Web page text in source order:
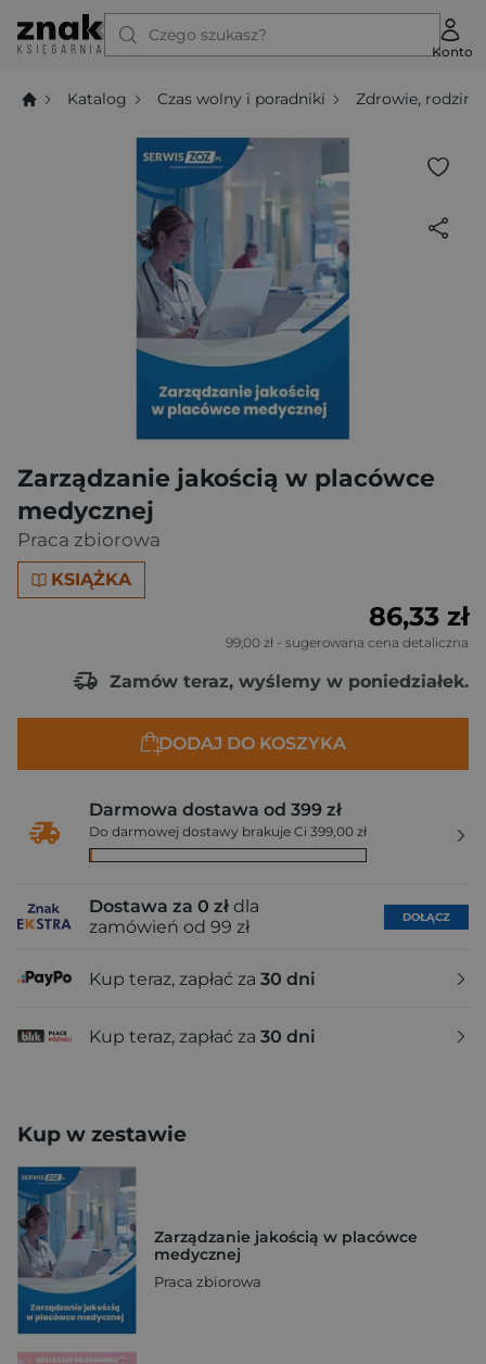
Czego szukasz?
Konto
Katalog Czas wolny i poradniki Zdrowie,
Zarządzanie jakością w placówce
medycznej
Praca zbiorowa
KSIĄŻKA
86,33 zł
99,00 zł - sugerowana cena detaliczna
Zamów teraz, wyślemy w poniedziałek.
DODAJ DO KOSZYKA
Darmowa dostawa od 399 zł
Do darmowej dostawy brakuje Ci 399,00 zł
Dostawa za 0 zł dla
zamówień od 99 zł
DOŁĄCZ
Kup teraz, zapłać za 30 dni
Kup teraz, zapłać za 30 dni
Kup w zestawie
Zarządzanie jakością w placówce
medycznej
Praca zbiorowa